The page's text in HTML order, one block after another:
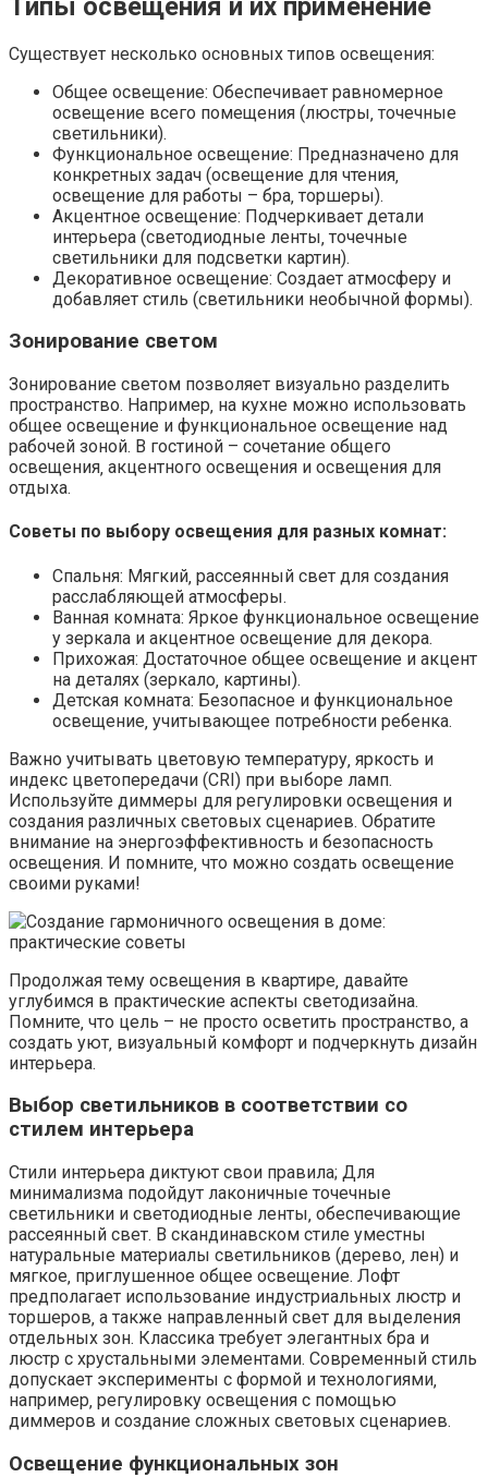
Типы освещения и их применение
Существует несколько основных типов освещения:
Общее освещение: Обеспечивает равномерное
освещение всего помещения (люстры‚ точечные
светильники).
Функциональное освещение: Предназначено для
конкретных задач (освещение для чтения‚
освещение для работы – бра‚ торшеры).
Акцентное освещение: Подчеркивает детали
интерьера (светодиодные ленты‚ точечные
светильники для подсветки картин).
Декоративное освещение: Создает атмосферу и
добавляет стиль (светильники необычной формы).
Зонирование светом
Зонирование светом позволяет визуально разделить
пространство. Например‚ на кухне можно использовать
общее освещение и функциональное освещение над
рабочей зоной. В гостиной – сочетание общего
освещения‚ акцентного освещения и освещения для
отдыха.
Советы по выбору освещения для разных комнат:
Спальня: Мягкий‚ рассеянный свет для создания
расслабляющей атмосферы.
Ванная комната: Яркое функциональное освещение
у зеркала и акцентное освещение для декора.
Прихожая: Достаточное общее освещение и акцент
на деталях (зеркало‚ картины).
Детская комната: Безопасное и функциональное
освещение‚ учитывающее потребности ребенка.
Важно учитывать цветовую температуру‚ яркость и
индекс цветопередачи (CRI) при выборе ламп.
Используйте диммеры для регулировки освещения и
создания различных световых сценариев. Обратите
внимание на энергоэффективность и безопасность
освещения. И помните‚ что можно создать освещение
своими руками!
Продолжая тему освещения в квартире‚ давайте
углубимся в практические аспекты светодизайна.
Помните‚ что цель – не просто осветить пространство‚ а
создать уют‚ визуальный комфорт и подчеркнуть дизайн
интерьера.
Выбор светильников в соответствии со
стилем интерьера
Стили интерьера диктуют свои правила; Для
минимализма подойдут лаконичные точечные
светильники и светодиодные ленты‚ обеспечивающие
рассеянный свет. В скандинавском стиле уместны
натуральные материалы светильников (дерево‚ лен) и
мягкое‚ приглушенное общее освещение. Лофт
предполагает использование индустриальных люстр и
торшеров‚ а также направленный свет для выделения
отдельных зон. Классика требует элегантных бра и
люстр с хрустальными элементами. Современный стиль
допускает эксперименты с формой и технологиями‚
например‚ регулировку освещения с помощью
диммеров и создание сложных световых сценариев.
Освещение функциональных зон